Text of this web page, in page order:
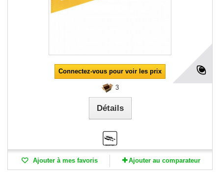
Connectez-vous pour voir les prix
3
Détails
Ajouter à mes favoris Ajouter au comparateur